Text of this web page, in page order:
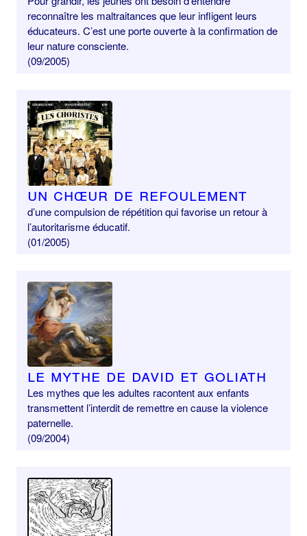
reconnaître les maltraitances que leur infligent leurs
éducateurs. C’est une porte ouverte à la confirmation de
leur nature consciente.
(09/2005)
Un chœur de refoulement
d’une compulsion de répétition qui favorise un retour à
l’autoritarisme éducatif.
(01/2005)
Le mythe de David et Goliath
Les mythes que les adultes racontent aux enfants
transmettent l’interdit de remettre en cause la violence
paternelle.
(09/2004)